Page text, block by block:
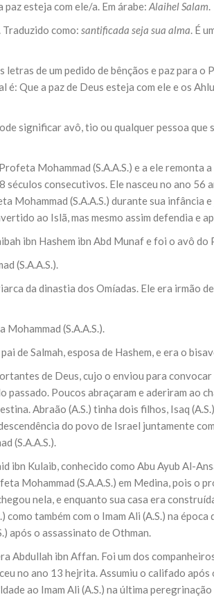
NOTÍCIAS
3 DE JULHO DE 2014
Na noite da quinta-feira, 03 de Abril,
sede, em São Paulo, o ex-ministro
do Irã, Sr. Kamal Kharrazi, que
esteja com ele/a. Em árabe: Alaihel Salam.
Traduzido como: santificada seja sua alma. É
de um pedido de bênçãos e paz para o
é: Que a paz de Deus esteja com ele e os
significar avô, tio ou qualquer pessoa
Mohammad (S.A.A.S.) e a ele remonta
séculos consecutivos. Ele nasceu no ano 56
Mohammad (S.A.A.S.) durante sua infância
ao Islã, mas mesmo assim defendia e
ibn Hashem ibn Abd Munaf e foi o avô do
(S.A.A.S.).
da dinastia dos Omíadas. Ele era irmão
(S.A.A.S.).
de Salmah, esposa de Hashem, e era o
de Deus, cujo o enviou para
Poucos abraçaram e aderiram ao
Abraão (A.S.) tinha dois filhos, Isaq
do povo de Israel juntamente
(S.A.A.S.).
ibn Kulaib, conhecido como Abu Ayub Al-
Mohammad (S.A.A.S.) em Medina, pois o
nela, e enquanto sua casa era
como também com o Imam Ali (A.S.) na
após o assassinato de Othman.
Abdullah ibn Affan. Foi um dos
no ano 13 hejrita. Assumiu o califado
ao Imam Ali (A.S.) na última